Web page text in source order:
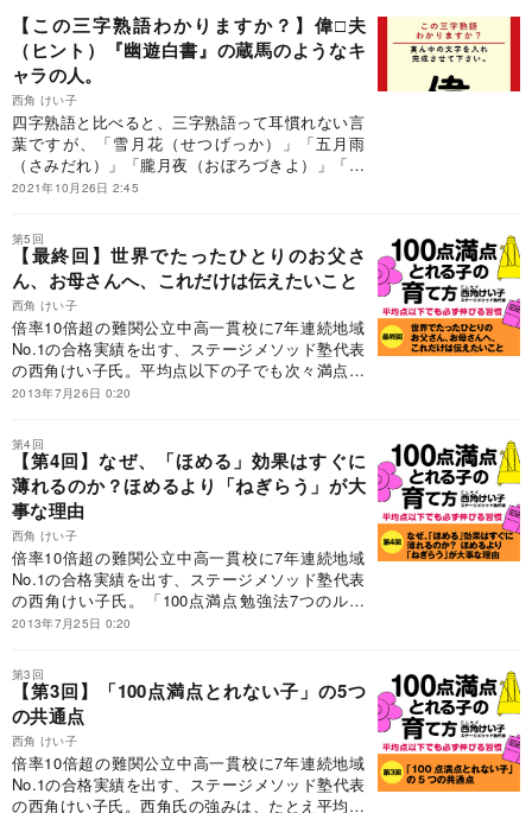
（だいだんえん）」など、三字熟語の世界は多彩
です。是非、三字熟語の世界を堪能ください！
【この三字熟語わかりますか？】偉□夫
（ヒント）『幽遊白書』の蔵馬のようなキ
ャラの人。
西角 けい子
四字熟語と比べると、三字熟語って耳慣れない言
葉ですが、「雪月花（せつげっか）」「五月雨
（さみだれ）」「朧月夜（おぼろづきよ）」「安
本丹（あんぽんたん）」「頓珍漢（とんちんか
（だいだんえん）」など、三字熟語の世界は多彩
です。是非、三字熟語の世界を堪能ください！
2021年10月26日 2:45
第5回
【最終回】世界でたったひとりのお父さ
ん、お母さんへ、これだけは伝えたいこと
西角 けい子
倍率10倍超の難関公立中高一貫校に7年連続地域
No.1の合格実績を出す、ステージメソッド塾代表
の西角けい子氏。平均点以下の子でも次々満点を
とらせてしまう手法に注目が集まり、片道3時間
とりだけのお父さん、お母さんへのメッセージ
だ。
2013年7月26日 0:20
第4回
【第4回】なぜ、「ほめる」効果はすぐに
薄れるのか？ほめるより「ねぎらう」が大
事な理由
西角 けい子
倍率10倍超の難関公立中高一貫校に7年連続地域
No.1の合格実績を出す、ステージメソッド塾代表
の西角けい子氏。「100点満点勉強法7つのルー
ル」を駆使。片道3時間かけてくる生徒もいると
の真意を語ってもらった。
2013年7月25日 0:20
第3回
【第3回】「100点満点とれない子」の5つ
の共通点
西角 けい子
倍率10倍超の難関公立中高一貫校に7年連続地域
No.1の合格実績を出す、ステージメソッド塾代表
の西角けい子氏。西角氏の強みは、たとえ平均点